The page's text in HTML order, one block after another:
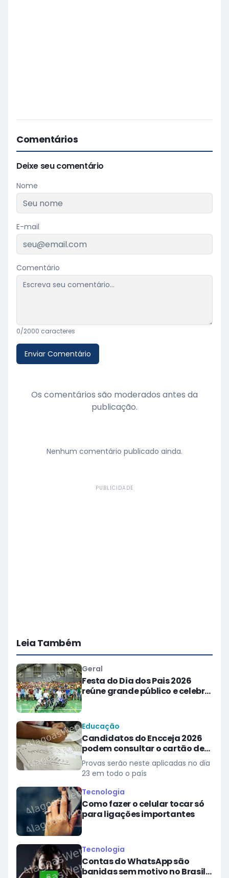
Comentários
Deixe seu comentário
Nome
E-mail
Comentário
0/2000 caracteres
Enviar Comentário
Os comentários são moderados antes da
publicação.
Nenhum comentário publicado ainda.
PUBLICIDADE
Leia Também
Geral
Festa do Dia dos Pais 2026
reúne grande público e celebra
Educação
Candidatos do Encceja 2026
podem consultar o cartão de
inscrição
Provas serão neste aplicadas no dia
23 em todo o país
Tecnologia
Como fazer o celular tocar só
para ligações importantes
Tecnologia
Contas do WhatsApp são
banidas sem motivo no Brasil;